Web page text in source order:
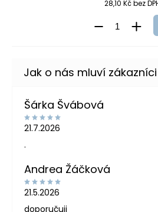
28,10 Kč bez
Šárka Švábová
21.7.2026
.
Andrea Žáčková
21.5.2026
doporučuji